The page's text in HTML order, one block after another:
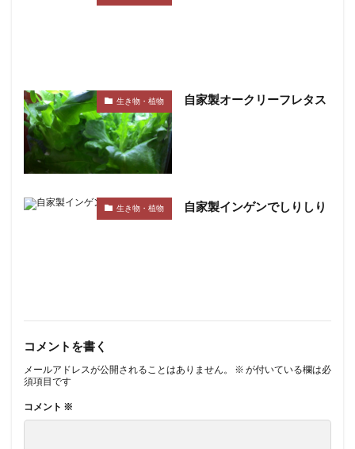
生き物・植物 自家製オークリーフレタス
生き物・植物 自家製インゲンでしりしり
コメントを書く
メールアドレスが公開されることはありません。 ※ が付いている欄は必
須項目です
コメント ※